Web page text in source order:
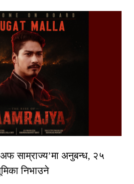
साम्राज्य’मा अनुबन्ध, २५
निभाउने